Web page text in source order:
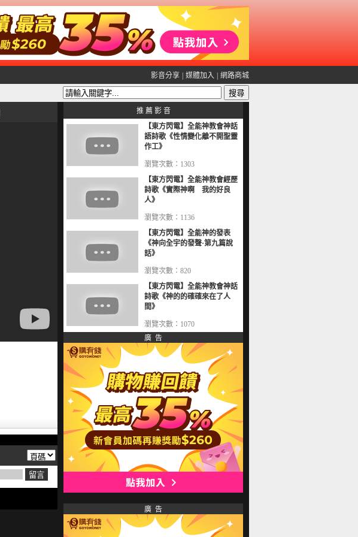
影音分享 媒體加入 網路商城
推 薦 影 音
【東方閃電】全能神教會神話
語詩歌《性情變化離不開聖靈
作工》
瀏覽次數：1303
【東方閃電】全能神教會經歷
詩歌《實際神啊 我的好良
人》
瀏覽次數：1136
【東方閃電】全能神的發表
《神向全宇的發聲·第九篇說
話》
瀏覽次數：820
【東方閃電】全能神教會神話
詩歌《神的的確確來在了人
間》
瀏覽次數：1070
廣 告
廣 告